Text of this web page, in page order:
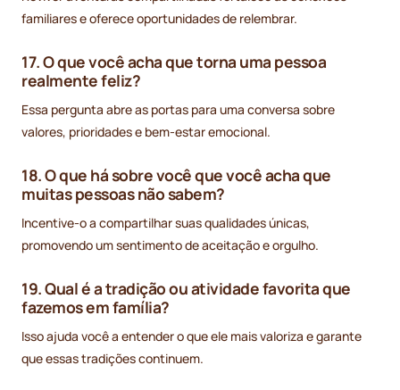
familiares e oferece oportunidades de relembrar.
17. O que você acha que torna uma pessoa
realmente feliz?
Essa pergunta abre as portas para uma conversa sobre
valores, prioridades e bem-estar emocional.
18. O que há sobre você que você acha que
muitas pessoas não sabem?
Incentive-o a compartilhar suas qualidades únicas,
promovendo um sentimento de aceitação e orgulho.
19. Qual é a tradição ou atividade favorita que
fazemos em família?
Isso ajuda você a entender o que ele mais valoriza e garante
que essas tradições continuem.